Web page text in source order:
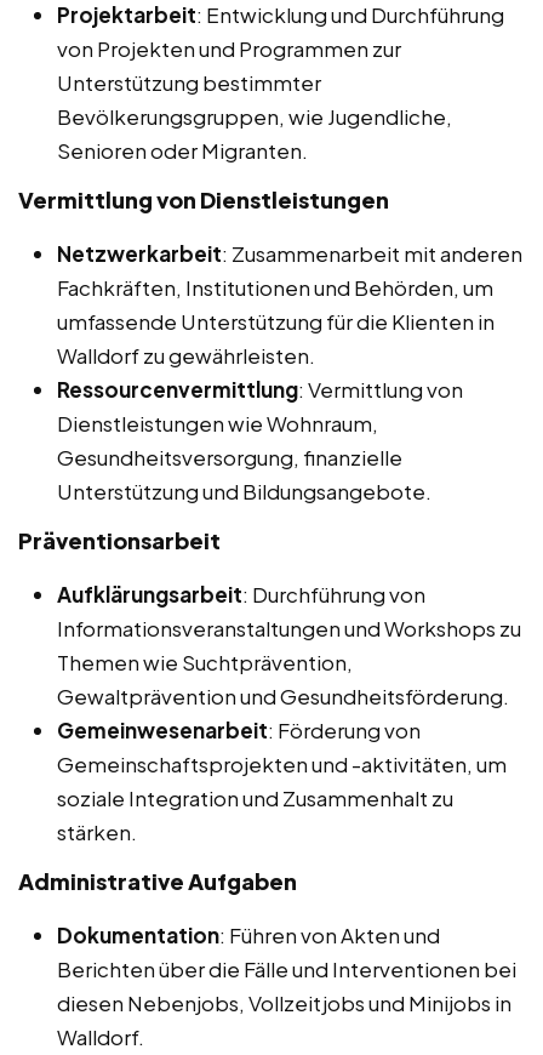
Projektarbeit: Entwicklung und Durchführung
von Projekten und Programmen zur
Unterstützung bestimmter
Bevölkerungsgruppen, wie Jugendliche,
Senioren oder Migranten.
Vermittlung von Dienstleistungen
Netzwerkarbeit: Zusammenarbeit mit anderen
Fachkräften, Institutionen und Behörden, um
umfassende Unterstützung für die Klienten in
Walldorf zu gewährleisten.
Ressourcenvermittlung: Vermittlung von
Dienstleistungen wie Wohnraum,
Gesundheitsversorgung, finanzielle
Unterstützung und Bildungsangebote.
Präventionsarbeit
Aufklärungsarbeit: Durchführung von
Informationsveranstaltungen und Workshops zu
Themen wie Suchtprävention,
Gewaltprävention und Gesundheitsförderung.
Gemeinwesenarbeit: Förderung von
Gemeinschaftsprojekten und -aktivitäten, um
soziale Integration und Zusammenhalt zu
stärken.
Administrative Aufgaben
Dokumentation: Führen von Akten und
Berichten über die Fälle und Interventionen bei
diesen Nebenjobs, Vollzeitjobs und Minijobs in
Walldorf.